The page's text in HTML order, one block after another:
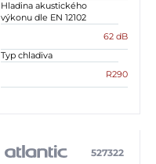
Hladina akustického
výkonu dle EN 12102
62 dB
Typ chladiva
R290
527322